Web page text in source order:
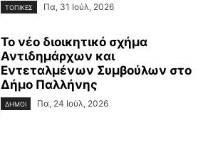
ΤΟΠΙΚΕΣ Πα, 31 Ιούλ, 2026
Το νέο διοικητικό σχήμα
Αντιδημάρχων και
Εντεταλμένων Συμβούλων στο
Δήμο Παλλήνης
ΔΗΜΟΙ Πα, 24 Ιούλ, 2026